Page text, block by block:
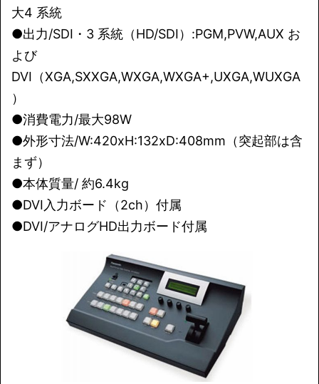
大4 系統
●出力/SDI・3 系統（HD/SDI）:PGM,PVW,AUX お
よび
DVI（XGA,SXXGA,WXGA,WXGA+,UXGA,WUXGA
）
●消費電力/最大98W
●外形寸法/W:420xH:132xD:408mm（突起部は含
まず）
●本体質量/ 約6.4kg
●DVI入力ボード（2ch）付属
●DVI/アナログHD出力ボード付属